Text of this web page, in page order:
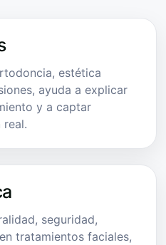
estética
ayuda a explicar
y a captar
real.
seguridad,
tratamientos faciales,